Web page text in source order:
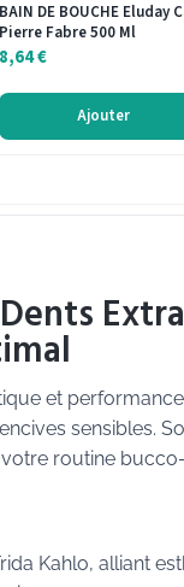
BAIN DE BOUCHE Eluday
Pierre Fabre 500 Ml
8,64€
Ajouter
et
sensibles.
routine
Kahlo, alliant